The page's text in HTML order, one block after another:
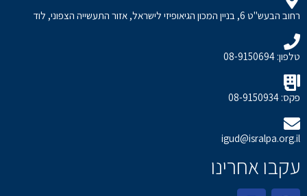
רחוב הבעש"ט 6, בניין המכון הגיאופיזי לישראל, אזור התעשייה הצפוני, לוד
טלפון: 08-9150694
פקס: 08-9150934
igud@isralpa.org.il
עקבו אחרינו